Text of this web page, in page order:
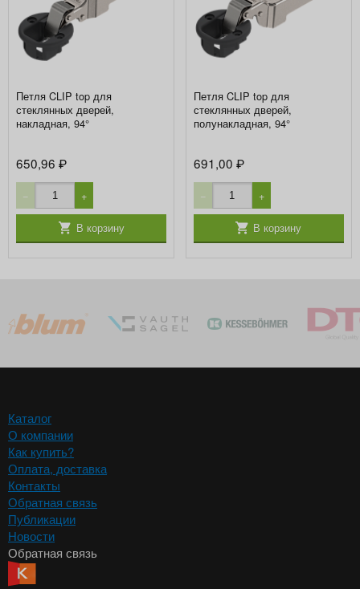
Петля CLIP top для
стеклянных дверей,
накладная, 94°
650,96₽
− +
В корзину
Петля CLIP top для
стеклянных дверей,
полунакладная, 94°
691,00 ₽
− +
В корзину
Каталог
О компании
Как купить?
Оплата, доставка
Контакты
Обратная связь
Публикации
Новости
Обратная связь